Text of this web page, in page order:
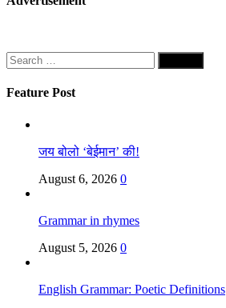
Search
for:
Feature Post
जय बोलो ‘बेईमान’ की!
August 6, 2026 0
Grammar in rhymes
August 5, 2026 0
English Grammar: Poetic Definitions